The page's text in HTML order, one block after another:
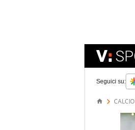
Seguici su:
CALCIO